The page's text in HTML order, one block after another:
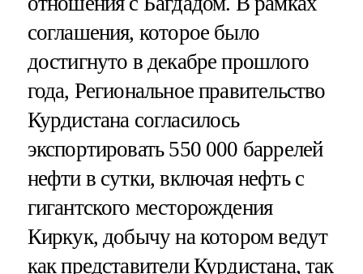
соглашения, которое было
достигнуто в декабре прошлого
года, Региональное правительство
Курдистана согласилось
экспортировать 550 000 баррелей
нефти в сутки, включая нефть с
гигантского месторождения
Киркук, добычу на котором ведут
как представители Курдистана, так